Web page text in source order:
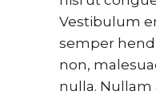
Vestibulum
semper
non,
nulla. Nullam